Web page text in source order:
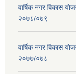
वार्षिक नगर विकास
२०७८/०७९
वार्षिक नगर विकास
२०७७/०७८